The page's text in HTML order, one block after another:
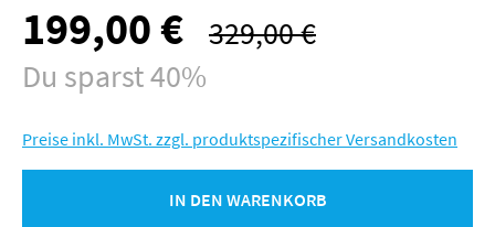
Verkaufspreis:
199,00 € Regulärer Preis:
329,00 €
Du sparst 40%
Preise inkl. MwSt. zzgl. produktspezifischer Versandkosten
IN DEN WARENKORB